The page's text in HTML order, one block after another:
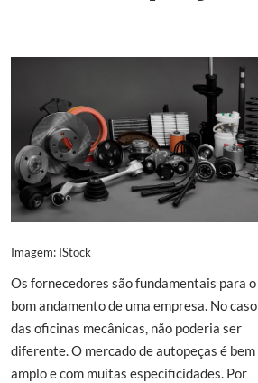
Imagem: IStock
Os fornecedores são fundamentais para o
bom andamento de uma empresa. No caso
das oficinas mecânicas, não poderia ser
diferente. O mercado de autopeças é bem
amplo e com muitas especificidades. Por